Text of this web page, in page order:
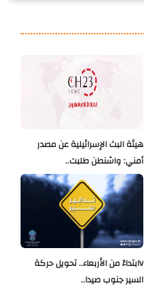
هيئة البث الإسرائيلية عن مصدر
أمني: واشنطن طلبت..
Vابتداءً من الأربعاء.. تحويل حركة
السير جنوب صيدا..